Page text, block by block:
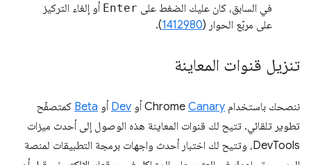
في السابق، كان عليك الضغط على Enter أو إلغاء التركيز
على مربّع الحوار (1412980
).
تنزيل قنوات المعاينة
ننصحك باستخدام Chrome Canary أو Dev أو Beta كمتصفّح
تطوير تلقائي. تتيح لك قنوات المعاينة هذه الوصول إلى أحدث ميزات
DevTools، وتتيح لك اختبار أحدث واجهات برمجة التطبيقات لمنصة